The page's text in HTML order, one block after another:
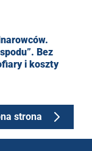
Bez
i koszty
strona